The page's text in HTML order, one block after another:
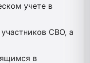
учете в
СВО, а
в